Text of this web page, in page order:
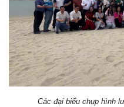
Các đại biểu chụp hình